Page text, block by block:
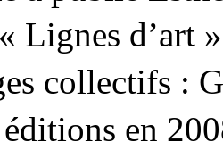
Lignes d’art
collectifs :
éditions en